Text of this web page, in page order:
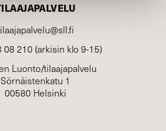
08 210 (arkisin klo 9-15)
Luonto/tilaajapalvelu
Sörnäistenkatu 1
00580 Helsinki